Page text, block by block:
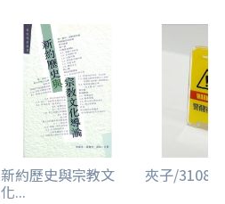
新約歷史與宗教文
化...
夾子/3108/